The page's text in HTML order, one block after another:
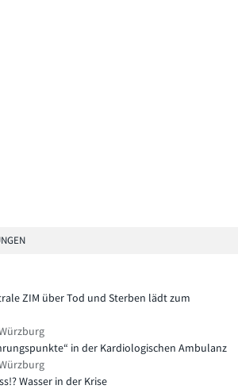
ZIM über Tod und Sterben lädt zum
in der Kardiologischen Ambulanz
Wasser in der Krise